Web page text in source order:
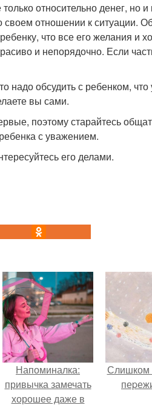
относительно денег, но
отношении к ситуации.
что все его желания и
и непорядочно. Если
надо обсудить с ребенком,
вы сами.
поэтому старайтесь
с уважением.
его делами.
Напоминалка:
привычка замечать
хорошее даже в
Слишком